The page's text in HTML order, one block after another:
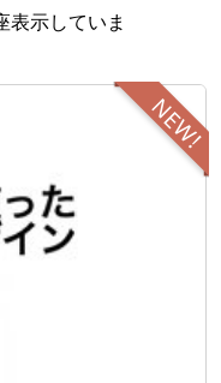
表示していま
NEW!